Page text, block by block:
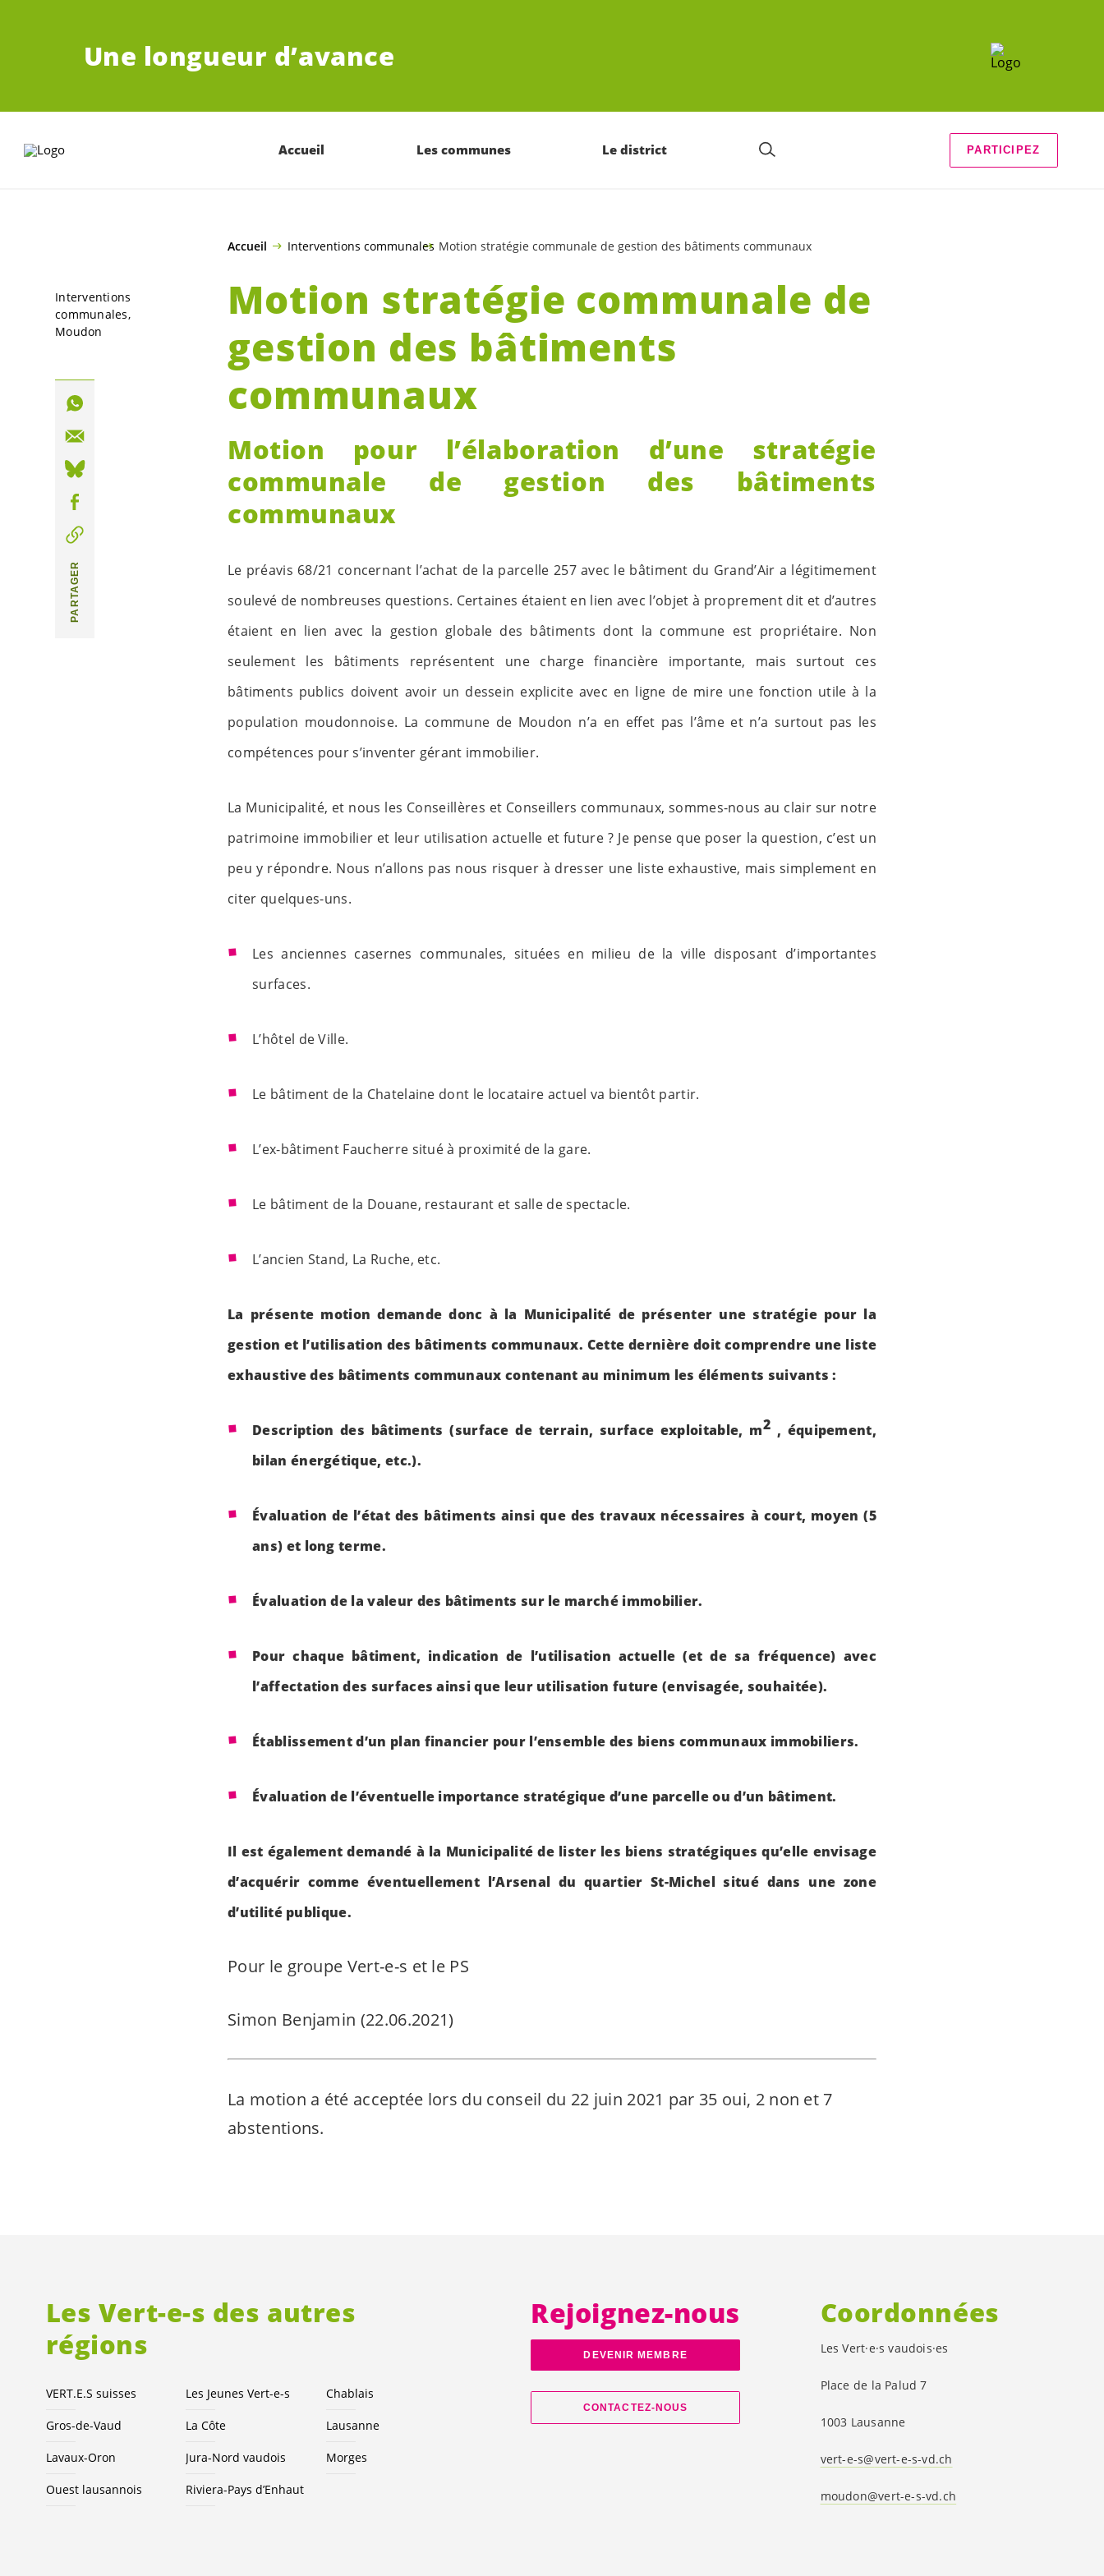
Une longueur d’avance
Accueil Les communes Le district PARTICIPEZ
Accueil Interventions communales Motion stratégie communale de gestion des bâtiments communaux
Motion stratégie communale de
gestion des bâtiments
communaux
Motion pour l’élaboration d’une stratégie
communale de gestion des bâtiments
communaux
Le préavis 68/21 concernant l’achat de la parcelle 257 avec le bâtiment du Grand’Air a légitimement
soulevé de nombreuses questions. Certaines étaient en lien avec l’objet à proprement dit et d’autres
étaient en lien avec la gestion globale des bâtiments dont la commune est propriétaire. Non
seulement les bâtiments représentent une charge financière importante, mais surtout ces
bâtiments publics doivent avoir un dessein explicite avec en ligne de mire une fonction utile à la
population moudonnoise. La commune de Moudon n’a en effet pas l’âme et n’a surtout pas les
compétences pour s’inventer gérant immobilier.
La Municipalité, et nous les Conseillères et Conseillers communaux, sommes-nous au clair sur notre
patrimoine immobilier et leur utilisation actuelle et future ? Je pense que poser la question, c’est un
peu y répondre. Nous n’allons pas nous risquer à dresser une liste exhaustive, mais simplement en
citer quelques-uns.
Les anciennes casernes communales, situées en milieu de la ville disposant d’importantes
surfaces.
L’hôtel de Ville.
Le bâtiment de la Chatelaine dont le locataire actuel va bientôt partir.
L’ex-bâtiment Faucherre situé à proximité de la gare.
Le bâtiment de la Douane, restaurant et salle de spectacle.
L’ancien Stand, La Ruche, etc.
La présente motion demande donc à la Municipalité de présenter une stratégie pour la
gestion et l’utilisation des bâtiments communaux. Cette dernière doit comprendre une liste
exhaustive des bâtiments communaux contenant au minimum les éléments suivants :
Description des bâtiments (surface de terrain, surface exploitable, m2, équipement,
bilan énergétique, etc.).
Évaluation de l’état des bâtiments ainsi que des travaux nécessaires à court, moyen (5
ans) et long terme.
Évaluation de la valeur des bâtiments sur le marché immobilier.
Pour chaque bâtiment, indication de l’utilisation actuelle (et de sa fréquence) avec
l’affectation des surfaces ainsi que leur utilisation future (envisagée, souhaitée).
Établissement d’un plan financier pour l’ensemble des biens communaux immobiliers.
Évaluation de l’éventuelle importance stratégique d’une parcelle ou d’un bâtiment.
Il est également demandé à la Municipalité de lister les biens stratégiques qu’elle envisage
d’acquérir comme éventuellement l’Arsenal du quartier St-Michel situé dans une zone
d’utilité publique.
Pour le groupe Vert-e-s et le PS
Simon Benjamin (22.06.2021)
La motion a été acceptée lors du conseil du 22 juin 2021 par 35 oui, 2 non et 7
abstentions.
Interventions
communales
Moudon
PARTAGER
Les Vert-e-s des autres
régions
VERT.E.S suisses Les JeunesVert-e-s Chablais
Gros-de-Vaud La Côte Lausanne
Lavaux-Oron Jura-Nord vaudois Morges
Ouest lausannois Riviera-Pays d’Enhaut
Rejoignez-nous
DEVENIR MEMBRE
CONTACTEZ-NOUS
Coordonnées
LesVert·e·s vaudois·es
Place de la Palud 7
1003 Lausanne
vert-e-s@vert-e-s-vd.ch
moudon@vert-e-s-vd.ch